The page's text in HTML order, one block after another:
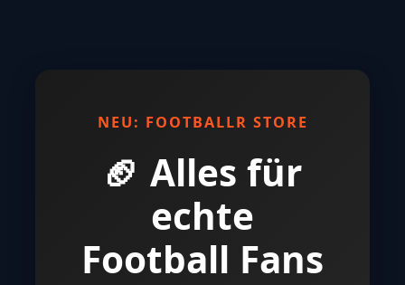
NEU: FOOTBALLR STORE
🏈 Alles für
echte
Football Fans